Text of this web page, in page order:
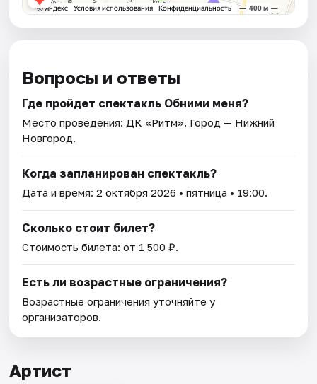
Вопросы и ответы
Где пройдет спектакль Обними меня?
Место проведения: ДК «Ритм». Город — Нижний
Новгород.
Когда запланирован спектакль?
Дата и время:2 октября 2026 • пятница • 19:00.
Сколько стоит билет?
Стоимость билета: от 1 500 ₽.
Есть ли возрастные ограничения?
Возрастные ограничения уточняйте у
организаторов.
Артист